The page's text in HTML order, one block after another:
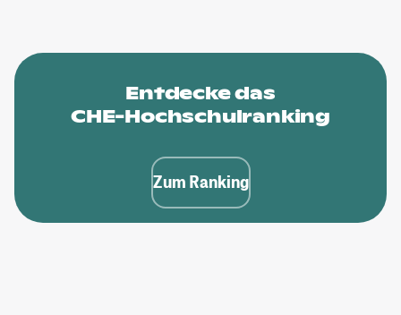
Entdecke das
CHE-Hochschulranking
Zum Ranking